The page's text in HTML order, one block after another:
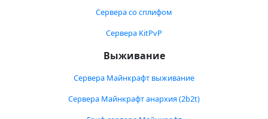
Сервера со сплифом
Сервера KitPvP
Выживание
Сервера Майнкрафт выживание
Сервера Майнкрафт анархия (2b2t)